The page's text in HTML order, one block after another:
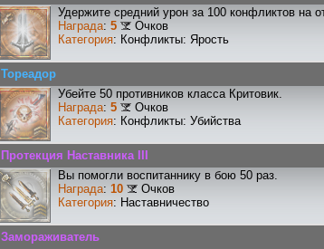
Удержите средний урон за 100 конфликтов на
Награда: 5
Очков
Категория: Конфликты: Ярость
Тореадор
Убейте 50 противников класса Критовик.
Награда: 5
Очков
Категория: Конфликты: Убийства
Протекция Наставника III
Вы помогли воспитаннику в бою 50 раз.
Награда: 10
Очков
Категория: Наставничество
Замораживатель